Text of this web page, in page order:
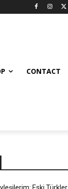
CONTACT
Eski Türkler